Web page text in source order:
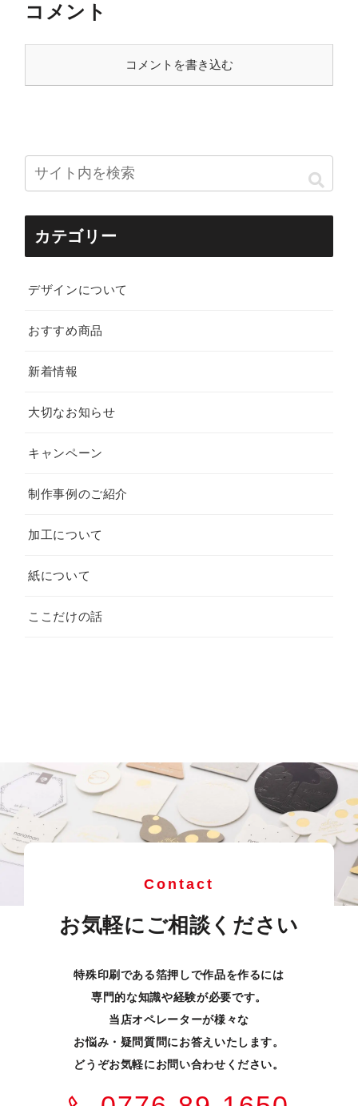
コメント
コメントを書き込む
カテゴリー
デザインについて
おすすめ商品
新着情報
大切なお知らせ
キャンペーン
制作事例のご紹介
加工について
紙について
ここだけの話
Contact
お気軽にご相談ください
特殊印刷である箔押しで作品を作るには
専門的な知識や経験が必要です。
当店オペレーターが様々な
お悩み・疑問質問にお答えいたします。
どうぞお気軽にお問い合わせください。